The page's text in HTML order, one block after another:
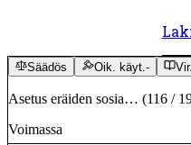
Säädös Oik. käyt.-
Asetus eräiden sosia… (116 /
Voimassa